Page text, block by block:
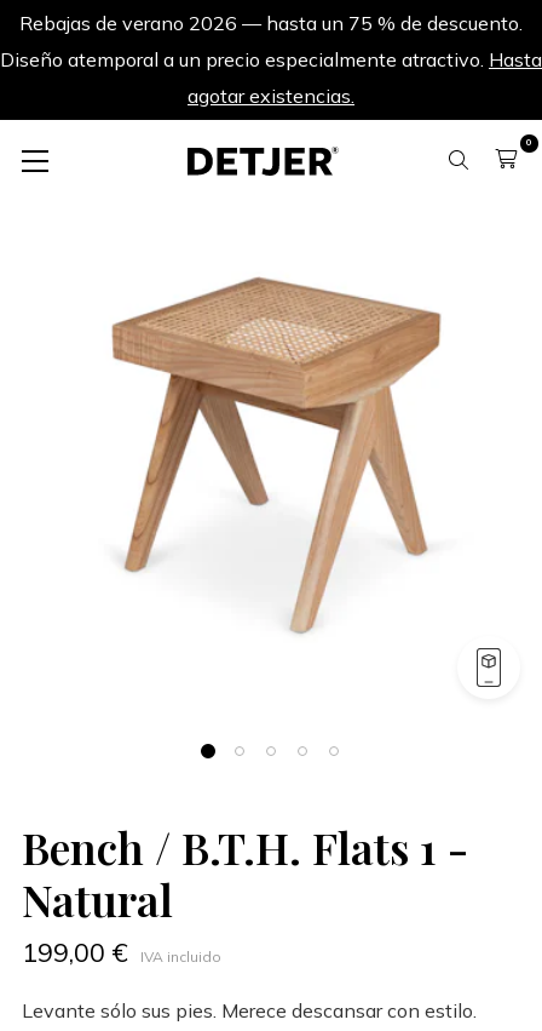
Rebajas de verano 2026 — hasta un 75 % de descuento.
Diseño atemporal a un precio especialmente atractivo. Hasta
agotar existencias.
0
Bench / B.T.H. Flats 1 - Natural
Bench / B.T.H. Flats 1 -
Natural
199,00 € IVA incluido
Levante sólo sus pies. Merece descansar con estilo.